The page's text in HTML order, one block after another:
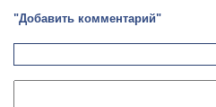
"Добавить комментарий"